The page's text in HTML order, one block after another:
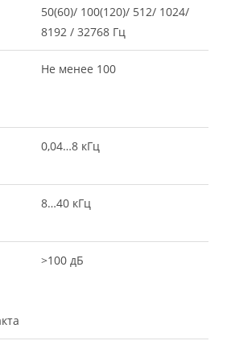
50(60)/ 100(120)/ 512/ 1024/
8192 / 32768 Гц
Не менее 100
0,04…8 кГц
8…40 кГц
>100 дБ